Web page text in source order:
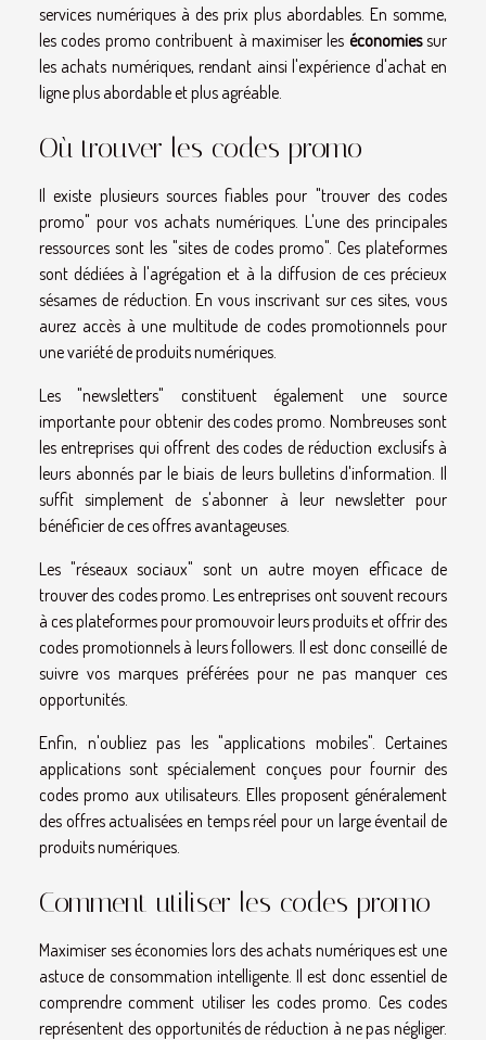
services numériques à des prix plus abordables. En somme,
les codes promo contribuent à maximiser les économiessur
les achats numériques, rendant ainsi l'expérience d'achat en
ligne plus abordable et plus agréable.
Où trouver les codes promo
Il existe plusieurs sources fiables pour "trouver des codes
promo" pour vos achats numériques. L'une des principales
ressources sont les "sites de codes promo". Ces plateformes
sont dédiées à l'agrégation et à la diffusion de ces précieux
sésames de réduction. En vous inscrivant sur ces sites, vous
aurez accès à une multitude de codes promotionnels pour
une variété de produits numériques.
Les "newsletters" constituent également une source
importante pour obtenir des codes promo. Nombreuses sont
les entreprises qui offrent des codes de réduction exclusifs à
leurs abonnés par le biais de leurs bulletins d'information. Il
suffit simplement de s'abonner à leur newsletter pour
bénéficier de ces offres avantageuses.
Les "réseaux sociaux" sont un autre moyen efficace de
trouver des codes promo. Les entreprises ont souvent recours
à ces plateformes pour promouvoir leurs produits et offrir des
codes promotionnels à leurs followers. Il est donc conseillé de
suivre vos marques préférées pour ne pas manquer ces
opportunités.
Enfin, n'oubliez pas les "applications mobiles". Certaines
applications sont spécialement conçues pour fournir des
codes promo aux utilisateurs. Elles proposent généralement
des offres actualisées en temps réel pour un large éventail de
produits numériques.
Comment utiliser les codes promo
Maximiser ses économies lors des achats numériques est une
astuce de consommation intelligente. Il est donc essentiel de
comprendre comment utiliser les codes promo. Ces codes
représentent des opportunités de réduction à ne pas négliger.